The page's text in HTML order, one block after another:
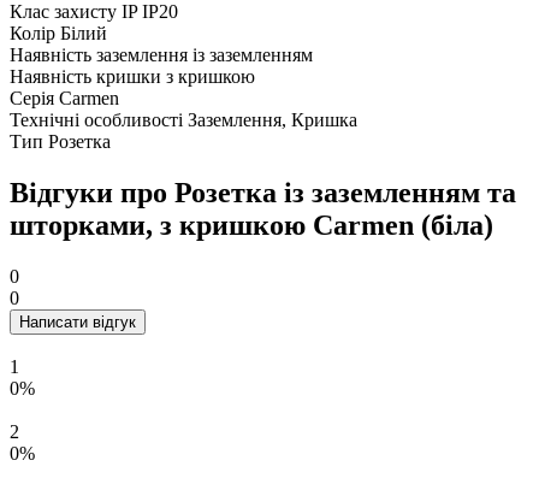
Клас захисту IP IP20
Колір Білий
Наявність заземлення із заземленням
Наявність кришки з кришкою
Серія Carmen
Технічні особливості Заземлення, Кришка
Тип Розетка
Відгуки про Розетка із заземленням та
шторками, з кришкою Carmen (біла)
0
0
Написати відгук
1
0%
2
0%